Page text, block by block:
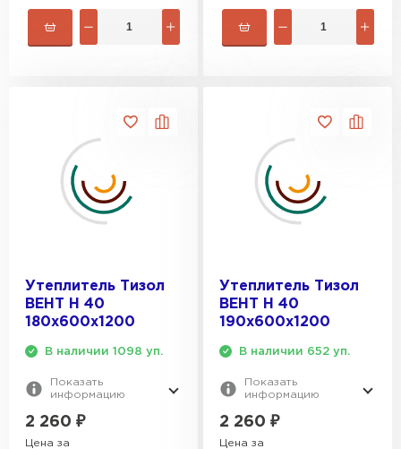
Утеплитель Тизол
ВЕНТ Н 40
180х600х1200
В наличии 1098 уп.
Показать
информацию
2 260 ₽
Цена за
Утеплитель Тизол
ВЕНТ Н 40
190х600х1200
В наличии 652 уп.
Показать
информацию
2 260 ₽
Цена за